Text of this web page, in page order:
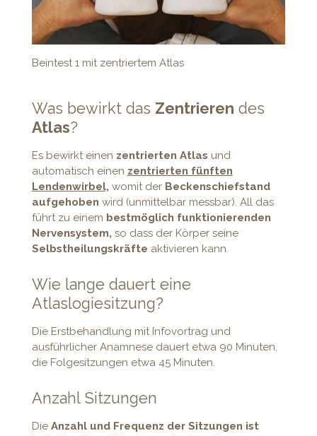
Beintest 1 mit zentriertem Atlas
Was bewirkt das Zentrieren des
Atlas?
Es bewirkt einen zentrierten Atlas und
automatisch einen zentrierten fünften
Lendenwirbel, womit der Beckenschiefstand
aufgehoben wird (unmittelbar messbar). All das
führt zu einem bestmöglich funktionierenden
Nervensystem, so dass der Körper seine
Selbstheilungskräfte aktivieren kann.
Wie lange dauert eine
Atlaslogiesitzung?
Die Erstbehandlung mit Infovortrag und
ausführlicher Anamnese dauert etwa 90 Minuten,
die Folgesitzungen etwa 45 Minuten.
Anzahl Sitzungen
Die Anzahl und Frequenz der Sitzungen ist